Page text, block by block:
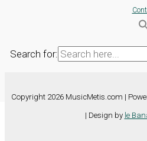
Search for:
Copyright 2026 MusicMetis.com |
| Design by le